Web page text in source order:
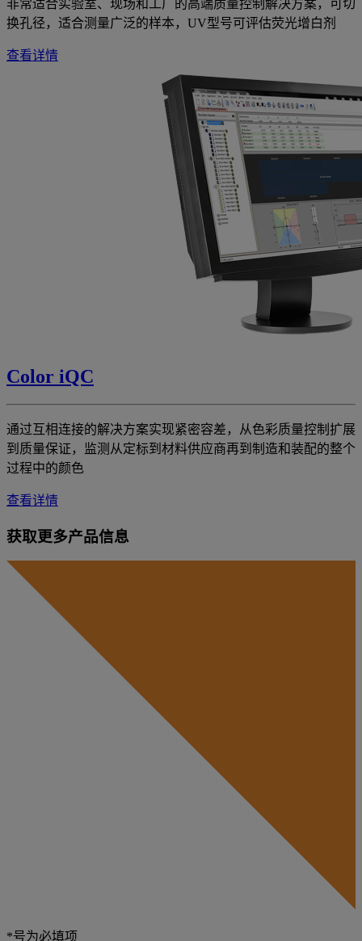
非常适合实验室、现场和工厂的高端质量控制解决方案，可切
换孔径，适合测量广泛的样本，UV型号可评估荧光增白剂
查看详情
Color iQC
通过互相连接的解决方案实现紧密容差，从色彩质量控制扩展
到质量保证，监测从定标到材料供应商再到制造和装配的整个
过程中的颜色
查看详情
获取更多产品信息
*号为必填项